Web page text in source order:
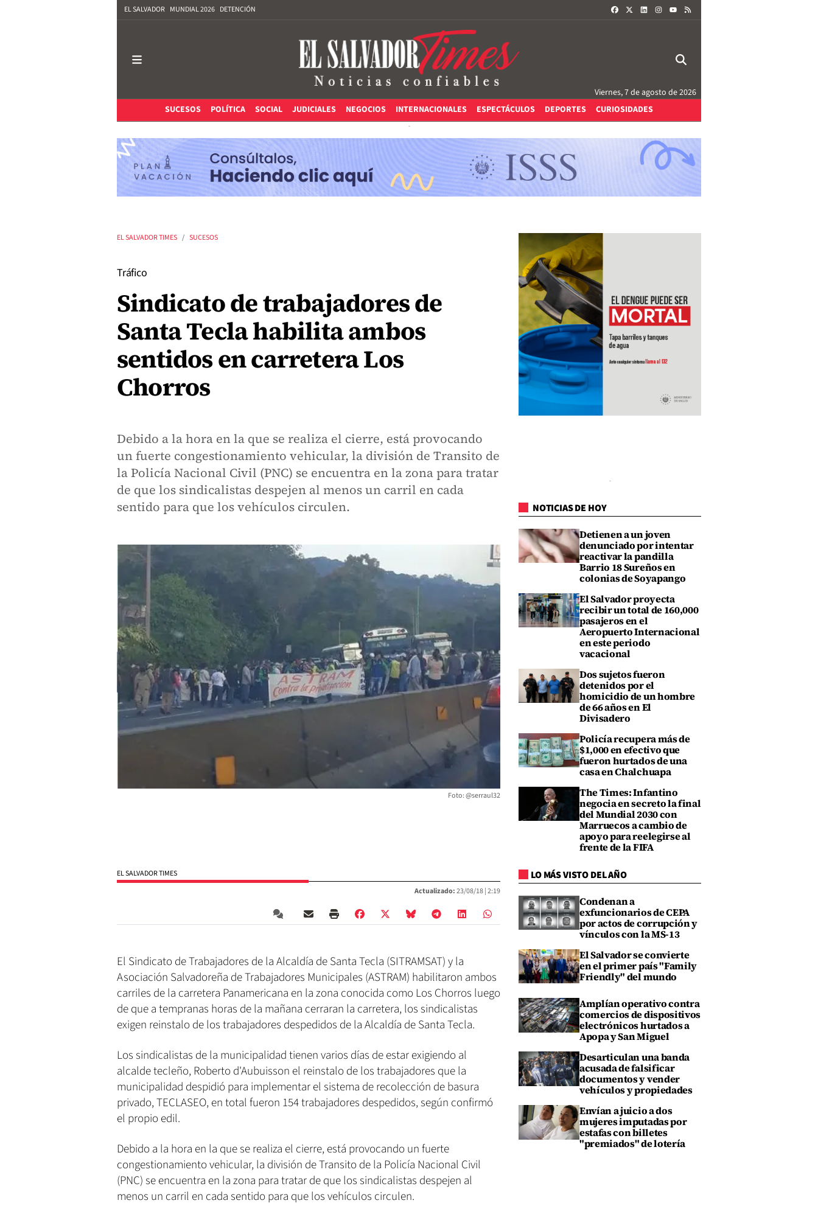
EL SALVADOR MUNDIAL 2026 DETENCIÓN FACEBOOKLINKEDININSTAGRAM
Viernes, 7 de agosto de 2026
SUCESOS
POLÍTICA SOCIAL JUDICIALES NEGOCIOS INTERNACIONALES ESPECTÁCULOS DEPORTES CURIOSIDADES
EL SALVADOR TIMES SUCESOS
Tráfico
Sindicato de trabajadores de
Santa Tecla habilita ambos
sentidos en carretera Los
Chorros
Debido a la hora en la que se realiza el cierre, está provocando
un fuerte congestionamiento vehicular, la división de Transito de
la Policía Nacional Civil (PNC) se encuentra en la zona para tratar
de que los sindicalistas despejen al menos un carril en cada
sentido para que los vehículos circulen.
Foto: @serraul32
EL SALVADOR TIMES
Actualizado:23/08/18 | 2:19
El Sindicato de Trabajadores de la Alcaldía de Santa Tecla (SITRAMSAT) y la
Asociación Salvadoreña de Trabajadores Municipales (ASTRAM) habilitaron ambos
carriles de la carretera Panamericana en la zona conocida como Los Chorros luego
de que a tempranas horas de la mañana cerraran la carretera, los sindicalistas
exigen reinstalo de los trabajadores despedidos de la Alcaldía de Santa Tecla.
Los sindicalistas de la municipalidad tienen varios días de estar exigiendo al
alcalde tecleño, Roberto d'Aubuisson el reinstalo de los trabajadores que la
municipalidad despidió para implementar el sistema de recolección de basura
privado, TECLASEO, en total fueron 154 trabajadores despedidos, según confirmó
el propio edil.
Debido a la hora en la que se realiza el cierre, está provocando un fuerte
congestionamiento vehicular, la división de Transito de la Policía Nacional Civil
(PNC) se encuentra en la zona para tratar de que los sindicalistas despejen al
menos un carril en cada sentido para que los vehículos circulen.
NOTICIAS DE HOY
Detienen a un joven
denunciado por intentar
reactivar la pandilla
Barrio 18 Sureños en
colonias de Soyapango
El Salvador proyecta
recibir un total de 160,000
pasajeros en el
Aeropuerto Internacional
en este periodo
vacacional
Dos sujetos fueron
detenidos por el
homicidio de un hombre
de 66 años en El
Divisadero
Policía recupera más de
$1,000 en efectivo que
fueron hurtados de una
casa en Chalchuapa
The Times: Infantino
negocia en secreto la final
del Mundial 2030 con
Marruecos a cambio de
apoyo para reelegirse al
frente de la FIFA
LO MÁS VISTO DEL AÑO
Condenan a
exfuncionarios de CEPA
por actos de corrupción y
vínculos con la MS-13
El Salvador se convierte
en el primer país "Family
Friendly" del mundo
Amplían operativo contra
comercios de dispositivos
electrónicos hurtados a
Apopa y San Miguel
Desarticulan una banda
acusada de falsificar
documentos y vender
vehículos y propiedades
Envían a juicio a dos
mujeres imputadas por
estafas con billetes
"premiados" de lotería